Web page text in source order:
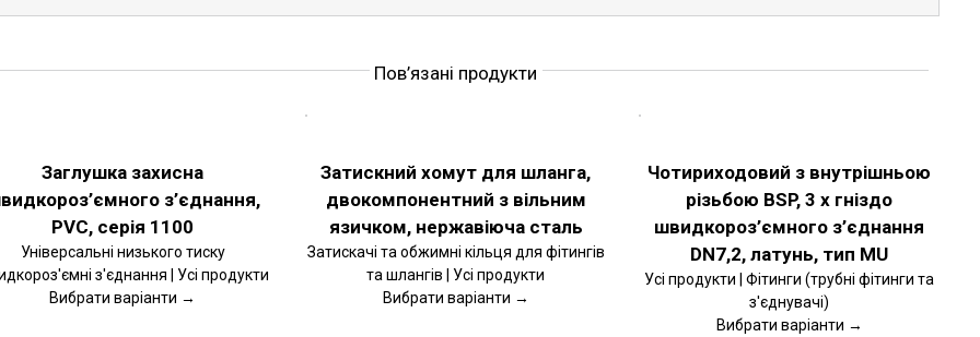
Пов’язані продукти
Заглушка захисна
з’єднання,
PVC, серія 1100
Універсальні низького тиску
з'єднання | Усі продукти
Вибрати варіанти →
ТОВАР
МАЄ
КІЛЬКА
ПАРАМЕТРИ
МОЖНА
ВИБРАТИ
Затискний хомут для шланга,
двокомпонентний з вільним
язичком, нержавіюча сталь
Затискачі та обжимні кільця для фітингів
та шлангів | Усі продукти
Вибрати варіанти →
ТОВАР
МАЄ
КІЛЬКА
ПАРАМЕТРИ
МОЖНА
ВИБРАТИ
НА
Чотириходовий з внутрішньою
різьбою BSP, 3 x гніздо
швидкороз’ємного з’єднання
DN7,2, латунь, тип MU
Усі продукти | Фітинги (трубні фітинги та
з'єднувачі)
Вибрати варіанти →